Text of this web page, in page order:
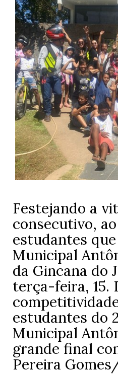
Festejando a
consecutivo,
estudantes que
Municipal
da Gincana do
terça-feira, 15.
estudantes do
Municipal
grande final
Pereira